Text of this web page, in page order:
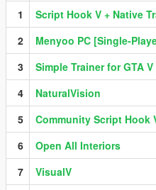
1
Script Hook V + Native
2
Menyoo PC [Single-
3
Simple Trainer for GTA V
4
NaturalVision
5
Community Script Hook
6
Open All Interiors
7
VisualV